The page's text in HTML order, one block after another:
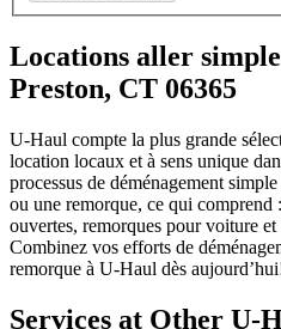
Locations aller
Preston, CT 06365
U-Haul compte la plus grande
location locaux et à sens unique
processus de déménagement
ou une remorque, ce qui comprend
ouvertes, remorques pour voiture
Combinez vos efforts de
remorque à U-Haul dès
Services at Other U-